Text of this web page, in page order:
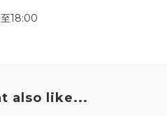
18:00
also like...